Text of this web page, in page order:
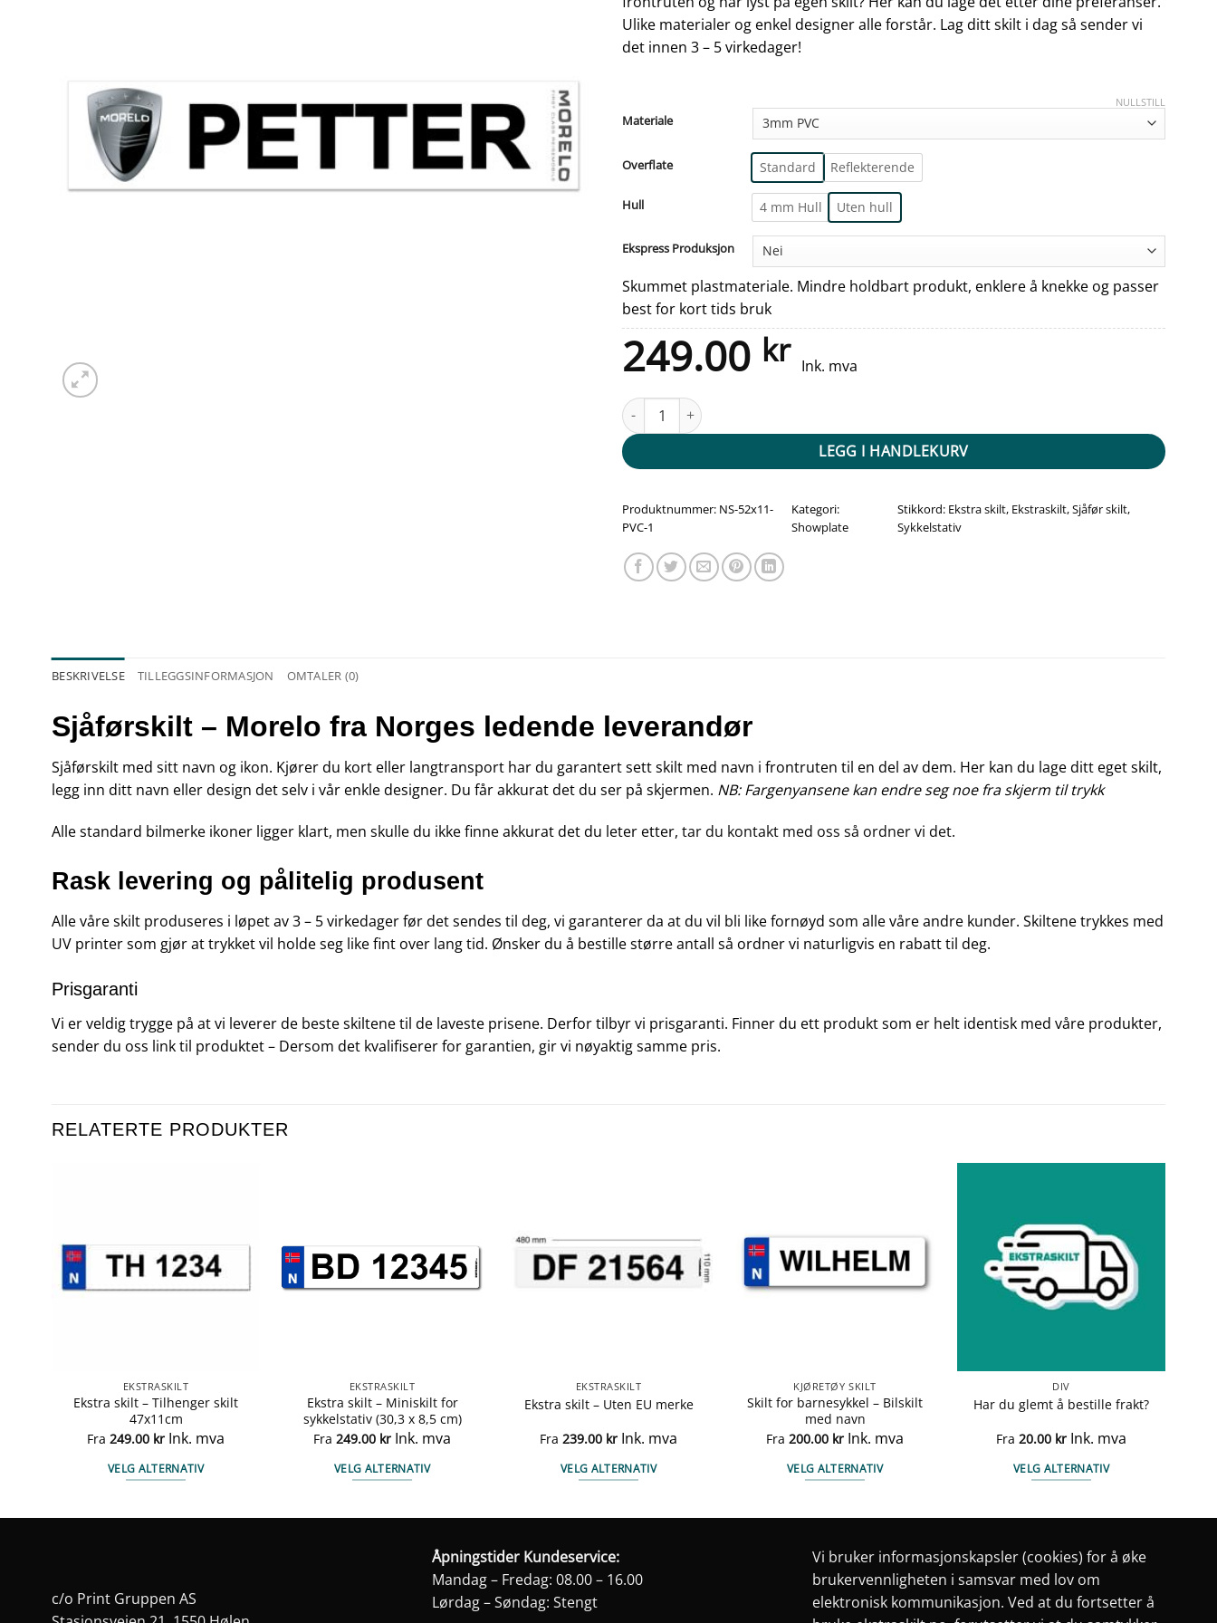
Ulike materialer og enkel designer alle forstår. Lag ditt skilt i dag så sender vi
det innen 3 – 5 virkedager!
Materiale
Overflate Standard Reflekterende
Hull 4 mm Hull Uten hull
Ekspress Produksjon
NULLSTILL
Skummet plastmateriale. Mindre holdbart produkt, enklere å knekke og passer
best for kort tids bruk
249.00 kr Ink. mva
Sjåfør skilt - Morelo med navn 52x11cm antall
LEGG I HANDLEKURV
Produktnummer: NS-52x11-
PVC-1
Kategori:
Showplate
Stikkord: Ekstra skilt, Ekstraskilt,Sjåfør skilt,
Sykkelstativ
BESKRIVELSE TILLEGGSINFORMASJON OMTALER (0)
Sjåførskilt – Morelo fra Norges ledende leverandør
Sjåførskilt med sitt navn og ikon. Kjører du kort eller langtransport har du garantert sett skilt med navn i frontruten til en del av dem. Her kan du lage ditt eget skilt,
legg inn ditt navn eller design det selv i vår enkle designer. Du får akkurat det du ser på skjermen. NB: Fargenyansene kan endre seg noe fra skjerm til trykk
Alle standard bilmerke ikoner ligger klart, men skulle du ikke finne akkurat det du leter etter, tar du kontakt med oss så ordner vi det.
Rask levering og pålitelig produsent
Alle våre skilt produseres i løpet av 3 – 5 virkedager før det sendes til deg, vi garanterer da at du vil bli like fornøyd som alle våre andre kunder. Skiltene trykkes med
UV printer som gjør at trykket vil holde seg like fint over lang tid. Ønsker du å bestille større antall så ordner vi naturligvis en rabatt til deg.
Prisgaranti
Vi er veldig trygge på at vi leverer de beste skiltene til de laveste prisene. Derfor tilbyr vi prisgaranti. Finner du ett produkt som er helt identisk med våre produkter,
sender du oss link til produktet – Dersom det kvalifiserer for garantien, gir vi nøyaktig samme pris.
RELATERTE PRODUKTER
EKSTRASKILT
Ekstra skilt – Tilhenger skilt
47x11cm
Fra 249.00 kr Ink. mva
VELG ALTERNATIV
Alternativene
kan
EKSTRASKILT
Ekstra skilt – Miniskilt for
sykkelstativ (30,3 x 8,5 cm)
Fra 249.00 kr Ink. mva
VELG ALTERNATIV
varianter.
Alternativene
EKSTRASKILT
Ekstra skilt – Uten EU merke
Fra 239.00 kr Ink. mva
VELG ALTERNATIV
flere
varianter.
KJØRETØY SKILT
Skilt for barnesykkel – Bilskilt
med navn
Fra 200.00 kr Ink. mva
VELG ALTERNATIV
flere
varianter.
Alternativene
kan
DIV
Har du glemt å bestille frakt?
Fra 20.00 kr Ink. mva
VELG ALTERNATIV
flere
varianter.
Alternativene
kan
c/o Print Gruppen AS
Åpningstider Kundeservice:
Mandag – Fredag: 08.00 – 16.00
Lørdag – Søndag: Stengt
Vi bruker informasjonskapsler (cookies) for å øke
brukervennligheten i samsvar med lov om
elektronisk kommunikasjon. Ved at du fortsetter å